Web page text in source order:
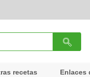
recetas Enlaces